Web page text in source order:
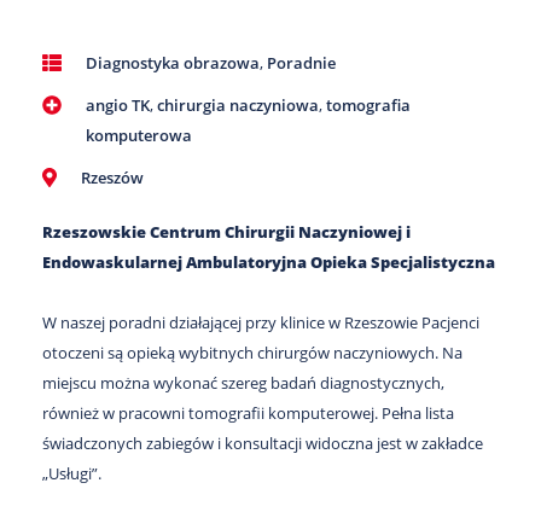
801
Diagnostyka obrazowa, Poradnie
angio TK,chirurgia naczyniowa,tomografia
komputerowa
Rzeszów
Rzeszowskie Centrum Chirurgii Naczyniowej i
Endowaskularnej Ambulatoryjna Opieka Specjalistyczna
W naszej poradni działającej przy klinice w Rzeszowie Pacjenci
otoczeni są opieką wybitnych chirurgów naczyniowych. Na
miejscu można wykonać szereg badań diagnostycznych,
również w pracowni tomografii komputerowej. Pełna lista
świadczonych zabiegów i konsultacji widoczna jest w zakładce
„Usługi”.